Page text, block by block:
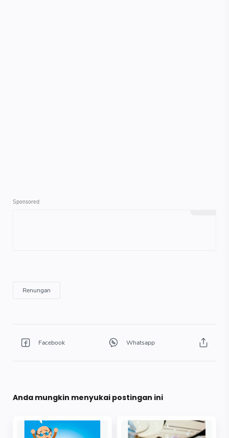
Anda mungkin menyukai postingan ini